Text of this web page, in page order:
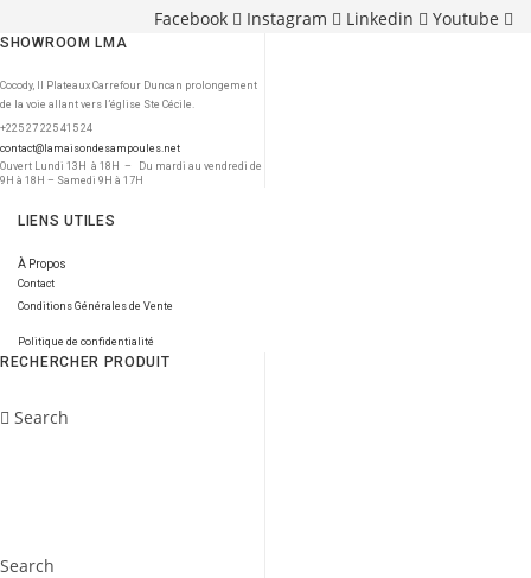
Facebook Instagram Linkedin Youtube
SHOWROOM LMA
Cocody, II Plateaux Carrefour Duncan prolongement
de la voie allant vers l’église Ste Cécile.
+225 27 225 415 24
contact@lamaisondesampoules.net
Ouvert Lundi 13H à 18H – Du mardi au vendredi de
9H à 18H – Samedi 9H à 17H
LIENS UTILES
À Propos
Contact
Conditions Générales de Vente
Politique de confidentialité
RECHERCHER PRODUIT
Search
Search